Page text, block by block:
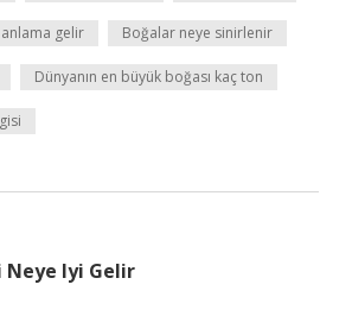
anlama gelir Boğalar neye sinirlenir
Dünyanın en büyük boğası kaç ton
Neye Iyi Gelir